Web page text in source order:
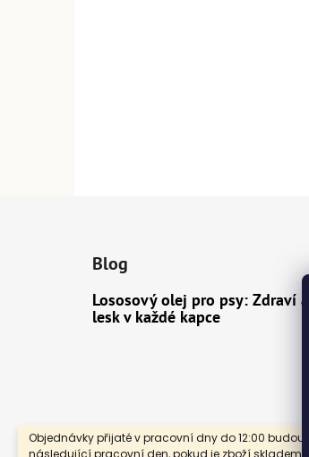
Objednávky přijaté v pracovní dny do 12:00
Blog
Lososový olej pro psy: Zdraví a
lesk v každé kapce